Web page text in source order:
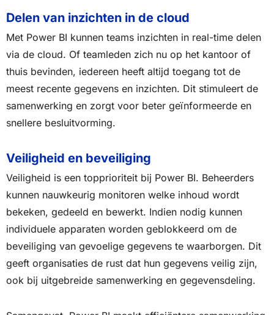
Delen van inzichten in de cloud
Met Power BI kunnen teams inzichten in real-time delen
via de cloud. Of teamleden zich nu op het kantoor of
thuis bevinden, iedereen heeft altijd toegang tot de
meest recente gegevens en inzichten. Dit stimuleert de
samenwerking en zorgt voor beter geïnformeerde en
snellere besluitvorming.
Veiligheid en beveiliging
Veiligheid is een topprioriteit bij Power BI. Beheerders
kunnen nauwkeurig monitoren welke inhoud wordt
bekeken, gedeeld en bewerkt. Indien nodig kunnen
individuele apparaten worden geblokkeerd om de
beveiliging van gevoelige gegevens te waarborgen. Dit
geeft organisaties de rust dat hun gegevens veilig zijn,
ook bij uitgebreide samenwerking en gegevensdeling.